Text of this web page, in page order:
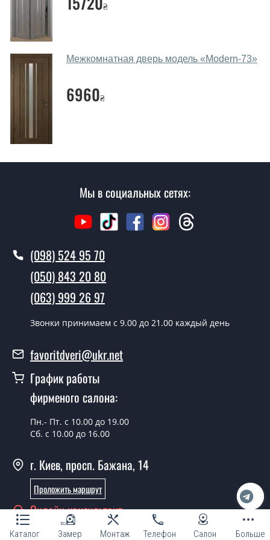
Каталог Замер Монтаж Телефон Салон Больше
посоветуете?
Наши рекомендации зависят от необходимых
Подбор межкомнатных дверей ТМ Фаворит ведется
индивидуально для каждого посетителя.
Замеры дверей делаете?
Да, делаем. Наши специалисты могут произвести
замер и консультацию на выезде. Каждый сотрудник
Вызов замерщика-консультанта стоит 500 грн.
Вы производите установку
Да производим. Монтаж межкомнатных дверей ТМ
Фаворит производится согласно очереди, во все дни
кроме воскресенья.
Techno-71?
Стоимость установки дверей Techno-71 - от 1800 грн.
Можно на сегодня вызвать
замерщика?
Да можно.
У вас есть в наличии готовые
межкомнатные двери фаворит?
Да, мы имеем большой ассортимент готовых
межкомнатных дверей ТМ Фаворит.
₴
Межкомнатная дверь модель «Modern-73»‎
6960₴
Мы в социальных сетях:
(098) 524 95 70
(050) 843 20 80
(063) 999 26 97
Звонки принимаем c 9.00 до 21.00 каждый день
favoritdveri@ukr.net
График работы
фирменого салона:
Пн.- Пт. с 10.00 до 19.00
Сб. с 10.00 до 16.00
г. Киев, просп. Бажана, 14
Проложить маршрут
Онлайн консультант